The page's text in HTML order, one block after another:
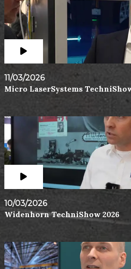
11/03/2026
Micro LaserSystems
10/03/2026
Widenhorn TechniShow 2026